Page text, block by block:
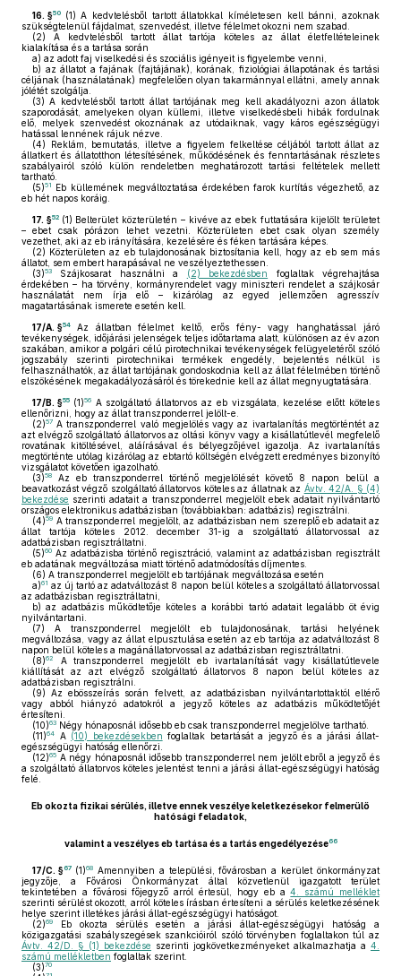
16. §50 (1) A kedvtelésből tartott állatokkal kíméletesen kell bánni, azoknak
szükségtelenül fájdalmat, szenvedést, illetve félelmet okozni nem szabad.
(2) A kedvtelésből tartott állat tartója köteles az állat életfeltételeinek
kialakítása és a tartása során
a) az adott faj viselkedési és szociális igényeit is figyelembe venni,
b) az állatot a fajának (fajtájának), korának, fiziológiai állapotának és tartási
céljának (használatának) megfelelően olyan takarmánnyal ellátni, amely annak
jólétét szolgálja.
(3) A kedvtelésből tartott állat tartójának meg kell akadályozni azon állatok
szaporodását, amelyeken olyan küllemi, illetve viselkedésbeli hibák fordulnak
elő, melyek szenvedést okoznának az utódaiknak, vagy káros egészségügyi
hatással lennének rájuk nézve.
(4) Reklám, bemutatás, illetve a figyelem felkeltése céljából tartott állat az
állatkert és állatotthon létesítésének, működésének és fenntartásának részletes
szabályairól szóló külön rendeletben meghatározott tartási feltételek mellett
tartható.
(5)51
Eb küllemének megváltoztatása érdekében farok kurtítás végezhető, az
eb hét napos koráig.
17. §52 (1) Belterület közterületén – kivéve az ebek futtatására kijelölt területet
– ebet csak pórázon lehet vezetni. Közterületen ebet csak olyan személy
vezethet, aki az eb irányítására, kezelésére és féken tartására képes.
(2) Közterületen az eb tulajdonosának biztosítania kell, hogy az eb sem más
állatot, sem embert harapásával ne veszélyeztethessen.
(3)53 Szájkosarat használni a (2) bekezdésben foglaltak végrehajtása
érdekében – ha törvény, kormányrendelet vagy miniszteri rendelet a szájkosár
használatát nem írja elő – kizárólag az egyed jellemzően agresszív
magatartásának ismerete esetén kell.
17/A. §54
Az állatban félelmet keltő, erős fény- vagy hanghatással járó
tevékenységek, időjárási jelenségek teljes időtartama alatt, különösen az év azon
szakában, amikor a polgári célú pirotechnikai tevékenységek felügyeletéről szóló
jogszabály szerinti pirotechnikai termékek engedély, bejelentés nélkül is
felhasználhatók, az állat tartójának gondoskodnia kell az állat félelmében történő
elszökésének megakadályozásáról és törekednie kell az állat megnyugtatására.
17/B. §55 (1)56A szolgáltató állatorvos az eb vizsgálata, kezelése előtt köteles
ellenőrizni, hogy az állat transzponderrel jelölt-e.
(2)57 A transzponderrel való megjelölés vagy az ivartalanítás megtörténtét az
azt elvégző szolgáltató állatorvos az oltási könyv vagy a kisállatútlevél megfelelő
rovatának kitöltésével, aláírásával és bélyegzőjével igazolja. Az ivartalanítás
megtörténte utólag kizárólag az ebtartó költségén elvégzett eredményes bizonyító
vizsgálatot követően igazolható.
(3)58
Az eb transzponderrel történő megjelölését követő 8 napon belül a
beavatkozást végző szolgáltató állatorvos köteles az állatnak az Ávtv. 42/A. § (4)
bekezdése szerinti adatait a transzponderrel megjelölt ebek adatait nyilvántartó
országos elektronikus adatbázisban (továbbiakban: adatbázis) regisztrálni.
(4)59 A transzponderrel megjelölt, az adatbázisban nem szereplő eb adatait az
állat tartója köteles 2012. december 31-ig a szolgáltató állatorvossal az
adatbázisban regisztráltatni.
(5)60 Az adatbázisba történő regisztráció, valamint az adatbázisban regisztrált
eb adatának megváltozása miatt történő adatmódosítás díjmentes.
(6) A transzponderrel megjelölt eb tartójának megváltozása esetén
a)61 az új tartó az adatváltozást 8 napon belül köteles a szolgáltató állatorvossal
az adatbázisban regisztráltatni,
b) az adatbázis működtetője köteles a korábbi tartó adatait legalább öt évig
nyilvántartani.
(7) A transzponderrel megjelölt eb tulajdonosának, tartási helyének
megváltozása, vagy az állat elpusztulása esetén az eb tartója az adatváltozást 8
napon belül köteles a magánállatorvossal az adatbázisban regisztráltatni.
(8)62
A transzponderrel megjelölt eb ivartalanítását vagy kisállatútlevele
kiállítását az azt elvégző szolgáltató állatorvos 8 napon belül köteles az
adatbázisban regisztrálni.
(9) Az ebösszeírás során felvett, az adatbázisban nyilvántartottaktól eltérő
vagy abból hiányzó adatokról a jegyző köteles az adatbázis működtetőjét
értesíteni.
(10)63 Négy hónaposnál idősebb eb csak transzponderrel megjelölve tartható.
(11)64 A (10) bekezdésekben foglaltak betartását a jegyző és a járási állat-
egészségügyi hatóság ellenőrzi.
(12)65 A négy hónaposnál idősebb transzponderrel nem jelölt ebről a jegyző és
a szolgáltató állatorvos köteles jelentést tenni a járási állat-egészségügyi hatóság
felé.
Eb okozta fizikai sérülés, illetve ennek veszélye keletkezésekor felmerülő
hatósági feladatok,
valamint a veszélyes eb tartása és a tartás engedélyezése66
17/C. §67 (1)68Amennyiben a települési, fővárosban a kerület önkormányzat
jegyzője, a Fővárosi Önkormányzat által közvetlenül igazgatott terület
tekintetében a fővárosi főjegyző arról értesül, hogy eb a4. számú melléklet
szerinti sérülést okozott, arról köteles írásban értesíteni a sérülés keletkezésének
helye szerint illetékes járási állat-egészségügyi hatóságot.
(2)69
Eb okozta sérülés esetén a járási állat-egészségügyi hatóság a
közigazgatási szabályszegések szankcióiról szóló törvényben foglaltakon túl az
Ávtv. 42/D. § (1) bekezdése szerinti jogkövetkezményeket alkalmazhatja a 4.
számú mellékletben foglaltak szerint.
(3)70